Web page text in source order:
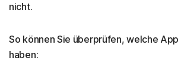
nicht.
So können Sie überprüfen, welche
haben: